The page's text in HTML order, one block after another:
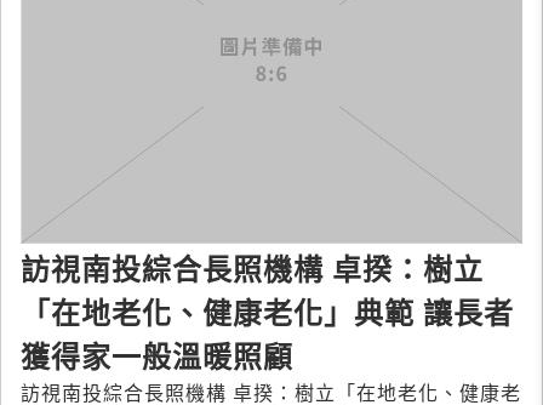
訪視南投綜合長照機構 卓揆：樹立
「在地老化、健康老化」典範 讓長者
獲得家一般溫暖照顧
訪視南投綜合長照機構 卓揆：樹立「在地老化、健康老